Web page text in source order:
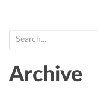
e
rArchive